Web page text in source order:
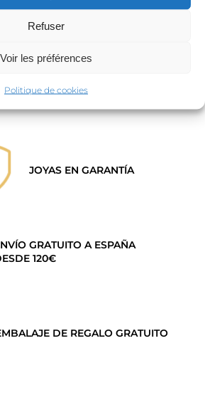
Refuser
Voir les préférences
Politique de cookies
JOYAS EN GARANTÍA
GRATUITO A ESPAÑA
120€
DE REGALO GRATUITO